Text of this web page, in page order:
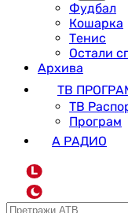
Фудбал
Кошарка
Тенис
Остали
Архива
ТВ
ТВ
Програм
А РАДИО
L